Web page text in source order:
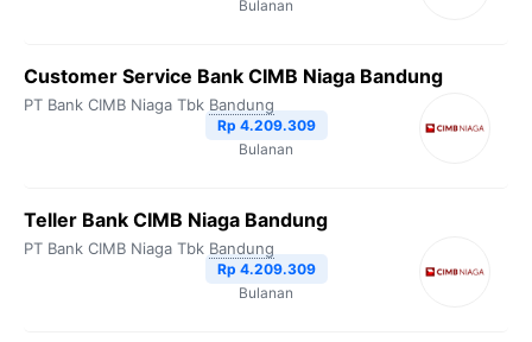
Bulanan
Customer Service Bank CIMB Niaga Bandung
PT Bank CIMB Niaga Tbk Bandung
Rp 4.209.309
Bulanan
Teller Bank CIMB Niaga Bandung
PT Bank CIMB Niaga Tbk Bandung
Rp 4.209.309
Bulanan